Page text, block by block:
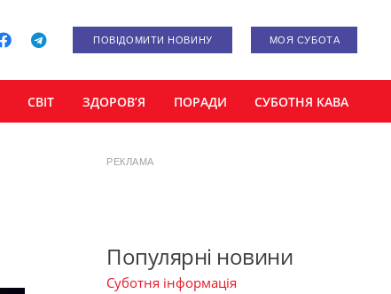
ПОВІДОМИТИ НОВИНУ МОЯ СУБОТА
СВІТ ЗДОРОВ’Я ПОРАДИ СУБОТНЯ КАВА
РЕКЛАМА
Популярні новини
Суботня інформація